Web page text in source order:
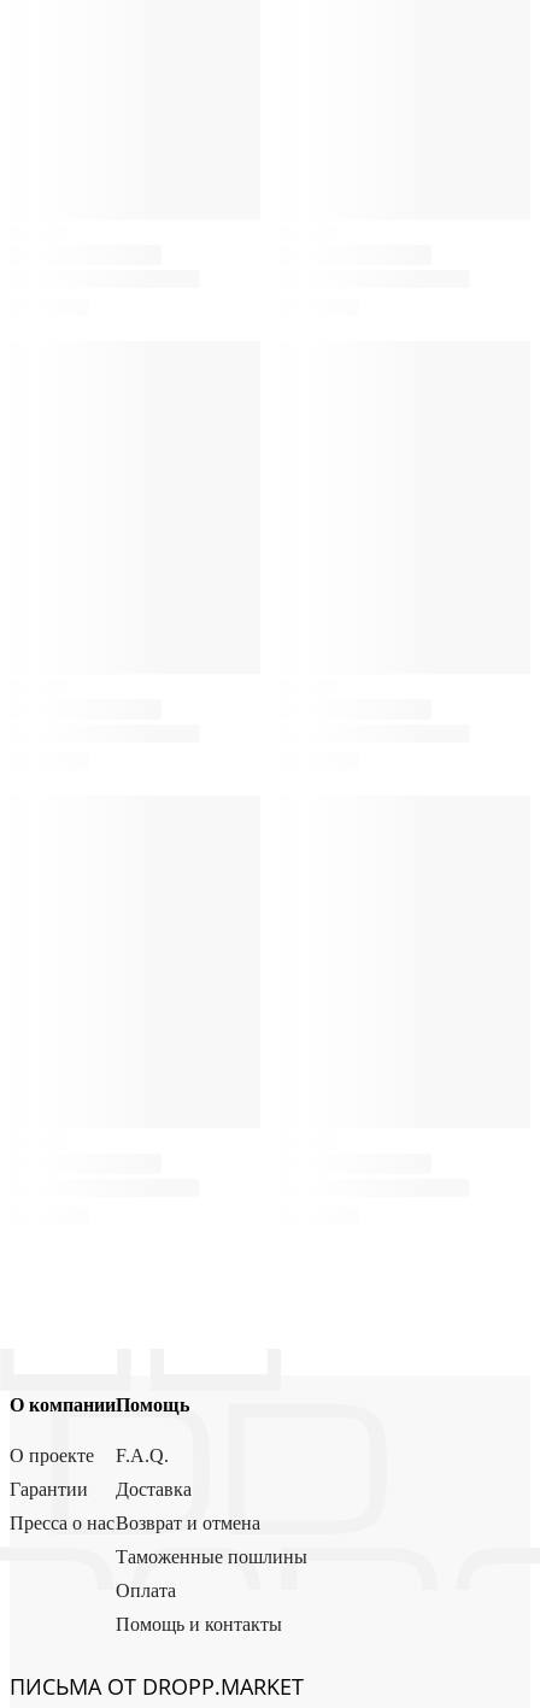
О компании
О проекте
Гарантии
Пресса о нас
Помощь
F.A.Q.
Доставка
Возврат и отмена
Таможенные пошлины
Оплата
Помощь и контакты
ПИСЬМА ОТ DROPP.MARKET